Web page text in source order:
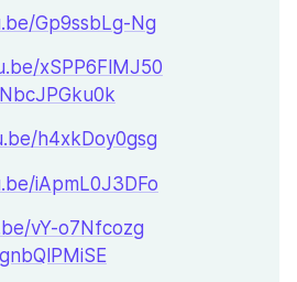
Gp9ssbLg-Ng
xSPP6FlMJ50
h4xkDoy0gsg
iApmL0J3DFo
vY-o7Nfcozg